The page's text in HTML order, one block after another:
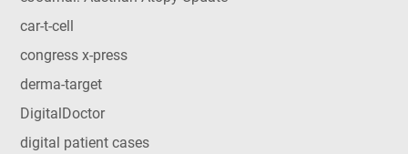
car-t-cell
congress x-press
derma-target
DigitalDoctor
digital patient cases